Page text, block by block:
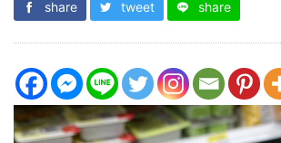
share tweet share